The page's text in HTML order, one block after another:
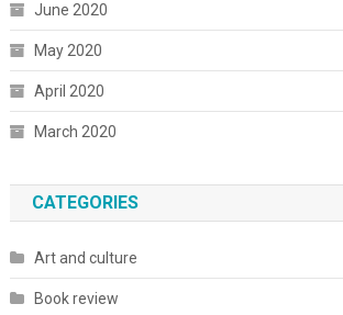
June 2020
May 2020
April 2020
March 2020
CATEGORIES
Art and culture
Book review